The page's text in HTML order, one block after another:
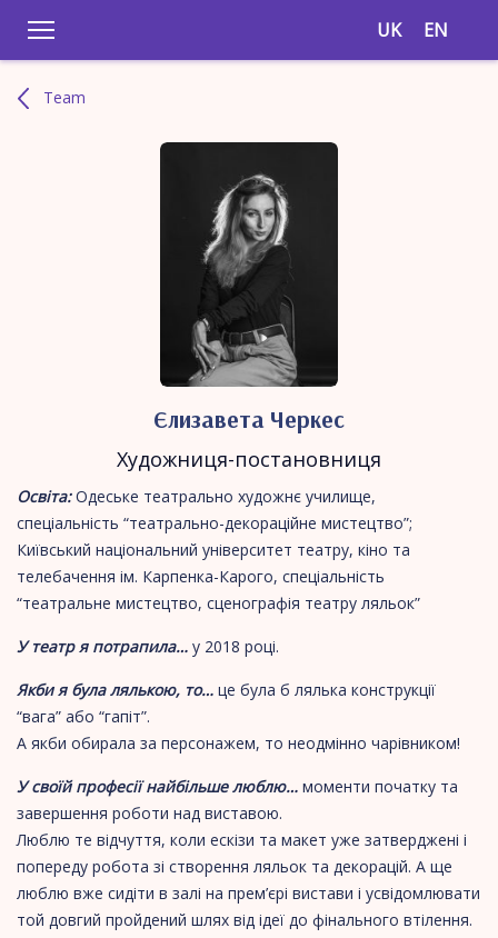
UK EN
Team
Єлизавета Черкес
Художниця-постановниця
Освіта:Одеське театрально художнє училище,
спеціальність “театрально-декораційне мистецтво”;
Київський національний університет театру, кіно та
телебачення ім. Карпенка-Карого, спеціальність
“театральне мистецтво, сценографія театру ляльок”
У театр я потрапила… у 2018 році.
Якби я була лялькою, то… це була б лялька конструкції
“вага” або “гапіт”.
А якби обирала за персонажем, то неодмінно чарівником!
У своїй професії найбільше люблю… моменти початку та
завершення роботи над виставою.
Люблю те відчуття, коли ескізи та макет уже затверджені і
попереду робота зі створення ляльок та декорацій. А ще
люблю вже сидіти в залі на прем’єрі вистави і усвідомлювати
той довгий пройдений шлях від ідеї до фінального втілення.